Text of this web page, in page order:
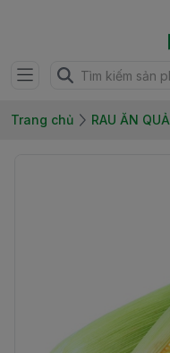
Trang chủ RAU ĂN QUẢ